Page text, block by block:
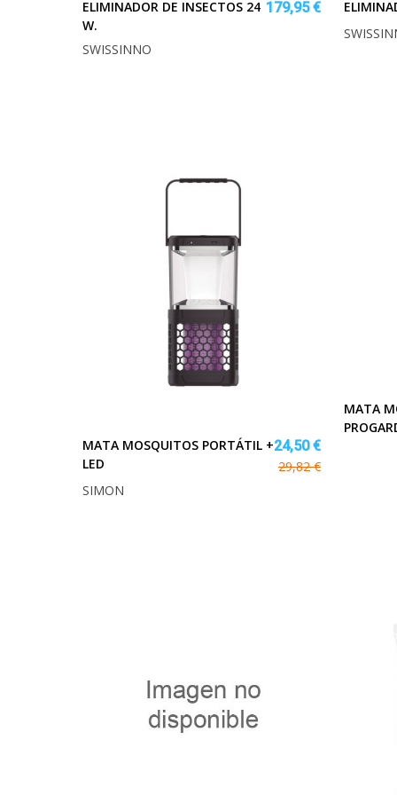
ELIMINADOR DE INSECTOS 24
W.
179,95 €
SWISSINNO
MATA MOSQUITOS PORTÁTIL +
LED
24,50 €
29,82 €
SIMON
MATA